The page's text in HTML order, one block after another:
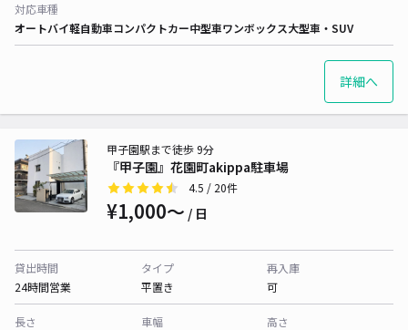
対応車種
オートバイ軽自動車コンパクトカー中型車ワンボックス大型車・SUV
詳細へ
『甲子園』花園町akippa駐車場
甲子園駅まで徒歩 9分
4.5 / 20件
¥1,000〜 / 日
貸出時間
24時間営業
タイプ
平置き
再入庫
可
長さ
車幅
高さ